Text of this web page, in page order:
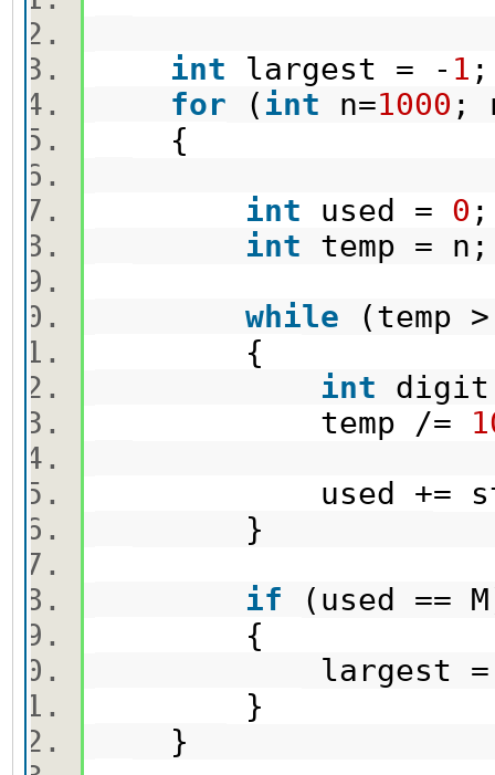
int largest = - 1
for ( int n=1000 ;
{
int used = 0
int temp =
while (temp
{
int digit
temp /=
used +=
}
if (used ==
{
largest =
}
}